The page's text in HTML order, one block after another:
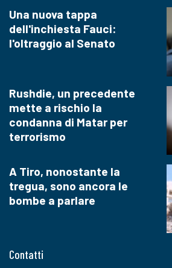
Contatti
Una nuova tappa
dell'inchiesta Fauci:
l'oltraggio al Senato
Rushdie, un precedente
mette a rischio la
condanna di Matar per
terrorismo
A Tiro, nonostante la
tregua, sono ancora le
bombe a parlare